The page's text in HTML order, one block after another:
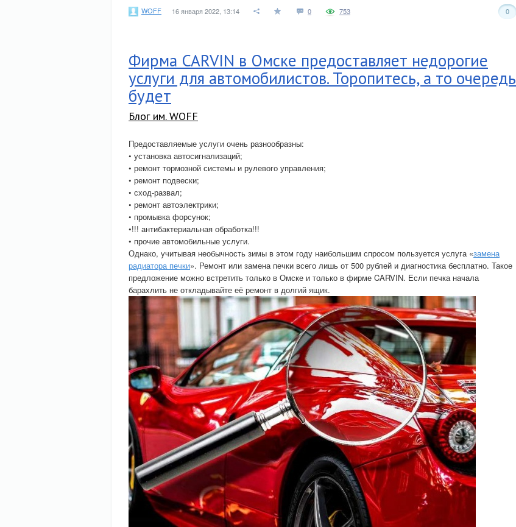
WOFF 16 января 2022, 13:14 0 0
753
Фирма CARVIN в Омске предоставляет недорогие
услуги для автомобилистов. Торопитесь, а то очередь
будет
Блог им. WOFF
Предоставляемые услуги очень разнообразны:
• установка автосигнализаций;
• ремонт тормозной системы и рулевого управления;
• ремонт подвески;
• сход-развал;
• ремонт автоэлектрики;
• промывка форсунок;
•!!! антибактериальная обработка!!!
• прочие автомобильные услуги.
Однако, учитывая необычность зимы в этом году наибольшим спросом пользуется услуга «замена
радиатора печки». Ремонт или замена печки всего лишь от 500 рублей и диагностика бесплатно. Такое
предложение можно встретить только в Омске и только в фирме CARVIN. Если печка начала
барахлить не откладывайте её ремонт в долгий ящик.